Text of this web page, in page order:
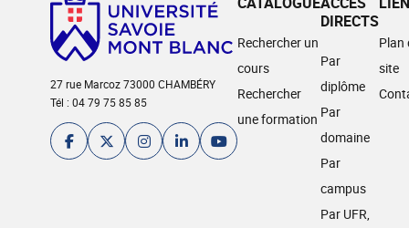
27 rue Marcoz 73000 CHAMBÉRY
Tél : 04 79 75 85 85
Rechercher un
cours
Rechercher
une formation
DIRECTS
Par
diplôme
Par
domaine
Par
campus
Par UFR,
Plan
site